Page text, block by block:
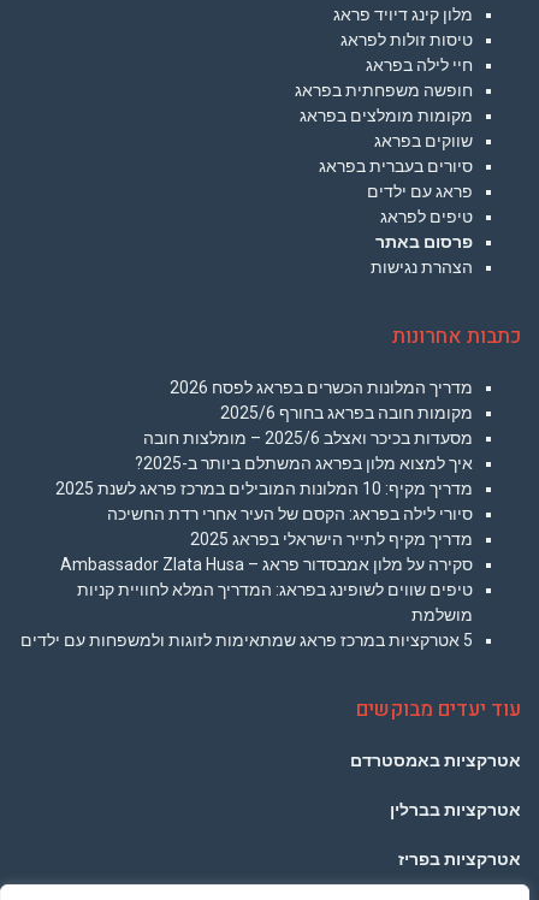
מלון קינג דיויד פראג
טיסות זולות לפראג
חיי לילה בפראג
חופשה משפחתית בפראג
מקומות מומלצים בפראג
שווקים בפראג
סיורים בעברית בפראג
פראג עם ילדים
טיפים לפראג
פרסום באתר
הצהרת נגישות
כתבות אחרונות
מדריך המלונות הכשרים בפראג לפסח 2026
מקומות חובה בפראג בחורף 2025/6
מסעדות בכיכר ואצלב 2025/6 – מומלצות חובה
איך למצוא מלון בפראג המשתלם ביותר ב-2025?
מדריך מקיף: 10 המלונות המובילים במרכז פראג לשנת 2025
סיורי לילה בפראג: הקסם של העיר אחרי רדת החשיכה
מדריך מקיף לתייר הישראלי בפראג 2025
סקירה על מלון אמבסדור פראג – Ambassador Zlata Husa
טיפים שווים לשופינג בפראג: המדריך המלא לחוויית קניות
מושלמת
5 אטרקציות במרכז פראג שמתאימות לזוגות ולמשפחות עם ילדים
עוד יעדים מבוקשים
אטרקציות באמסטרדם
אטרקציות בברלין
אטרקציות בפריז